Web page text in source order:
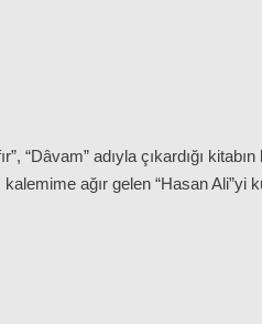
“Dâvam” adıyla çıkardığı
ağır gelen “Hasan Ali”yi